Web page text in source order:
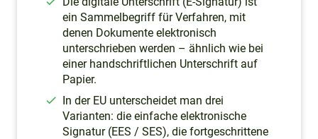
ein Sammelbegriff für Verfahren, mit
denen Dokumente elektronisch
unterschrieben werden – ähnlich wie bei
einer handschriftlichen Unterschrift auf
Papier.
In der EU unterscheidet man drei
Varianten: die einfache elektronische
Signatur (EES / SES), die fortgeschrittene